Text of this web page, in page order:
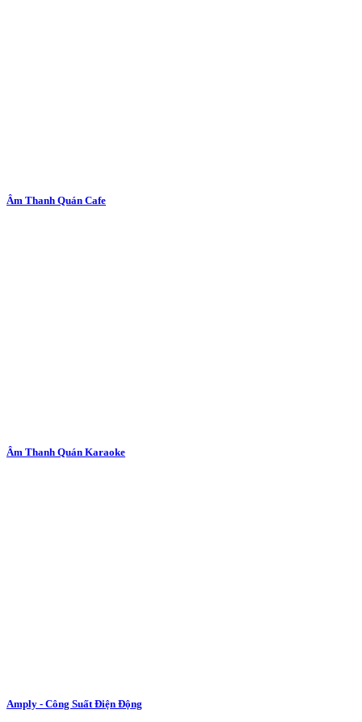
Âm Thanh Quán Cafe
Âm Thanh Quán Karaoke
Amply - Công Suất Điện Động